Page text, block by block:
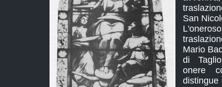
San
Mario
di
onere